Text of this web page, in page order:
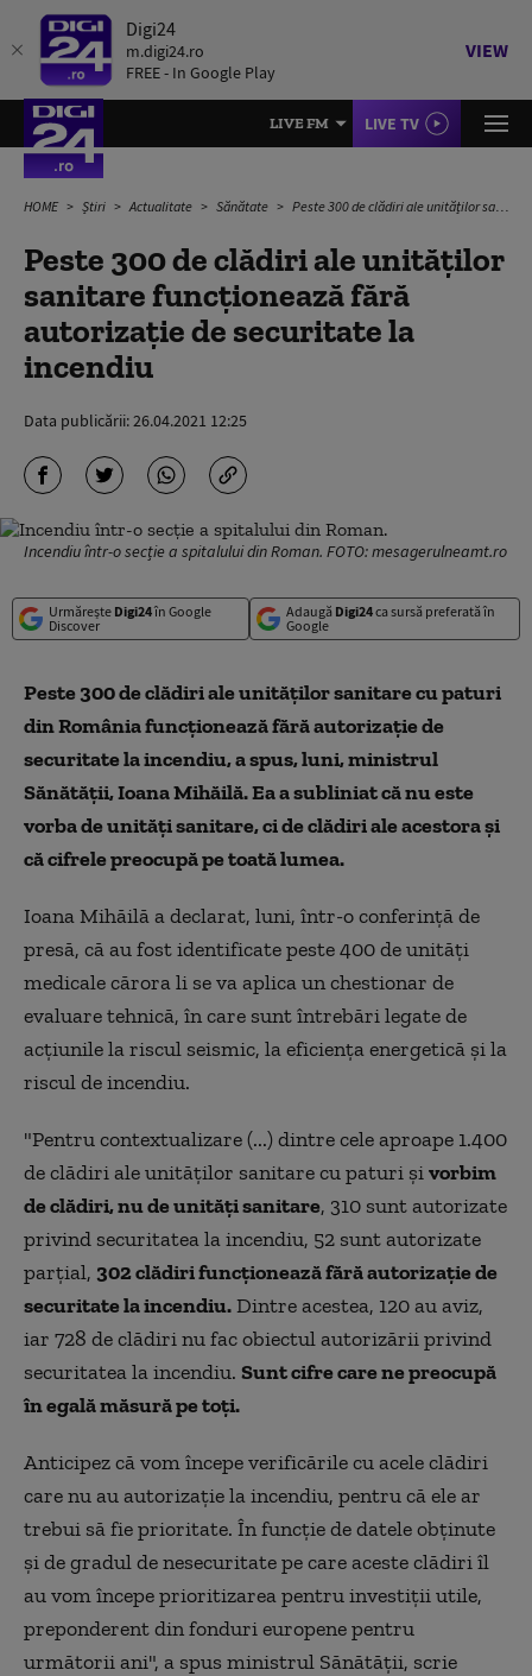
Digi24
m.digi24.ro
FREE - In Google Play
VIEW
LIVE FM LIVE TV
HOME Știri Actualitate Sănătate Peste 300 de clădiri ale unităților sanitare funcționează fără autorizație de securitate la incendiu
Peste 300 de clădiri ale unităților
sanitare funcționează fără
autorizație de securitate la
incendiu
Data publicării:26.04.2021 12:25
Incendiu într-o secție a spitalului din Roman. FOTO: mesagerulneamt.ro
Urmărește Digi24în Google
Discover
Adaugă Digi24ca sursă preferată în
Google
Peste 300 de clădiri ale unităților sanitare cu paturi
din România funcționează fără autorizație de
securitate la incendiu, a spus, luni, ministrul
Sănătății, Ioana Mihăilă. Ea a subliniat că nu este
vorba de unități sanitare, ci de clădiri ale acestora și
că cifrele preocupă pe toată lumea.
Ioana Mihăilă a declarat, luni, într-o conferință de
presă, că au fost identificate peste 400 de unități
medicale cărora li se va aplica un chestionar de
evaluare tehnică, în care sunt întrebări legate de
acțiunile la riscul seismic, la eficiența energetică și la
riscul de incendiu.
"Pentru contextualizare (...) dintre cele aproape 1.400
de clădiri ale unităților sanitare cu paturi șivorbim
de clădiri, nu de unități sanitare, 310 sunt autorizate
privind securitatea la incendiu, 52 sunt autorizate
parțial, 302 clădiri funcționează fără autorizație de
securitate la incendiu.Dintre acestea, 120 au aviz,
iar 728 de clădiri nu fac obiectul autorizării privind
securitatea la incendiu. Sunt cifre care ne preocupă
în egală măsură pe toți.
Anticipez că vom începe verificările cu acele clădiri
care nu au autorizație la incendiu, pentru că ele ar
trebui să fie prioritate. În funcție de datele obținute
și de gradul de nesecuritate pe care aceste clădiri îl
au vom începe prioritizarea pentru investiții utile,
preponderent din fonduri europene pentru
următorii ani", a spus ministrul Sănătății, scrie